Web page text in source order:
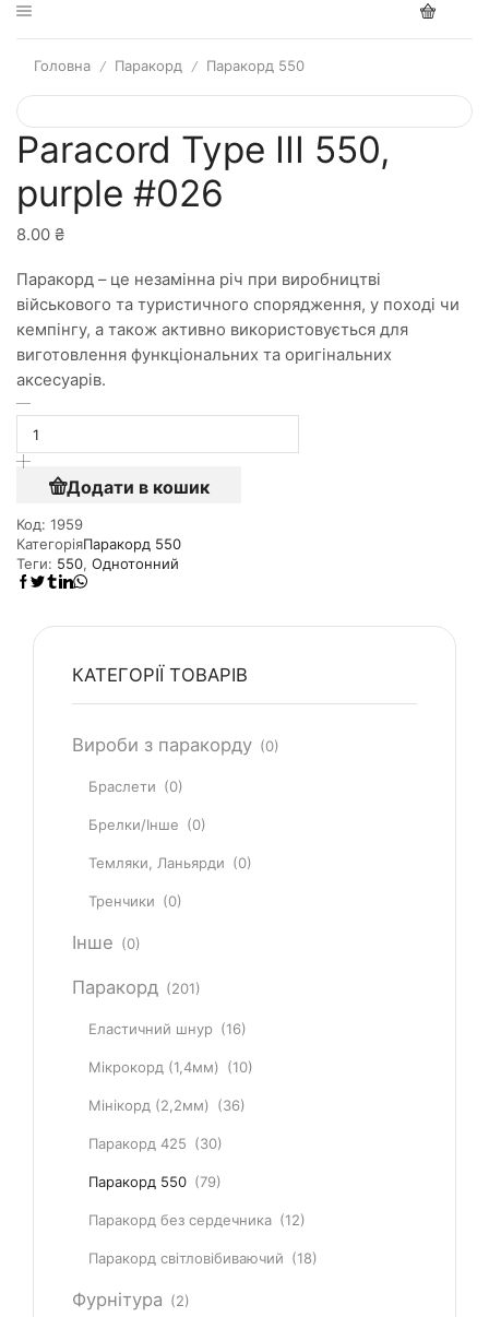
Головна / Паракорд / Паракорд 550
Paracord Type III 550,
purple #026
8.00 ₴
Паракорд – це незамінна річ при виробництві
військового та туристичного спорядження, у поході чи
кемпінгу, а також активно використовується для
виготовлення функціональних та оригінальних
аксесуарів.
Додати в кошик
Код: 1959
КатегоріяПаракорд 550
Теги: 550, Однотонний
КАТЕГОРІЇ ТОВАРІВ
Вироби з паракорду (0)
Браслети (0)
Брелки/Інше (0)
Темляки, Ланьярди (0)
Тренчики (0)
Інше (0)
Паракорд (201)
Еластичний шнур (16)
Мікрокорд (1,4мм) (10)
Мінікорд (2,2мм) (36)
Паракорд 425 (30)
Паракорд 550 (79)
Паракорд без сердечника (12)
Паракорд світловібиваючий (18)
Фурнітура (2)